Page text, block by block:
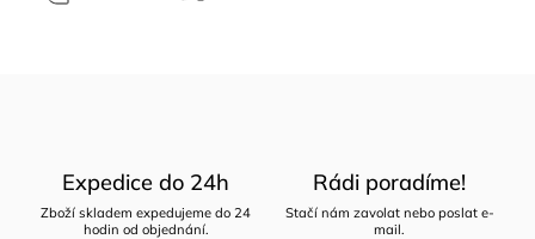
Expedice do 24h
Zboží skladem expedujeme do 24
hodin od objednání.
Rádi poradíme!
Stačí nám zavolat nebo poslat e-
mail.